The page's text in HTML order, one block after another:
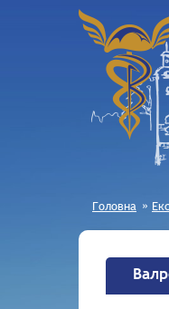
Головна »